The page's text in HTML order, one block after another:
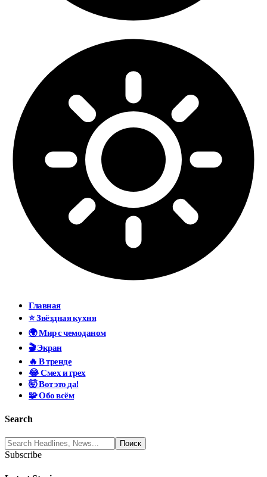
Главная
⭐ Звёздная кухня
🌍 Мир с чемоданом
🎬 Экран
🔥 В тренде
😂 Смех и грех
🤯 Вот это да!
🧩 Обо всём
Search
Subscribe